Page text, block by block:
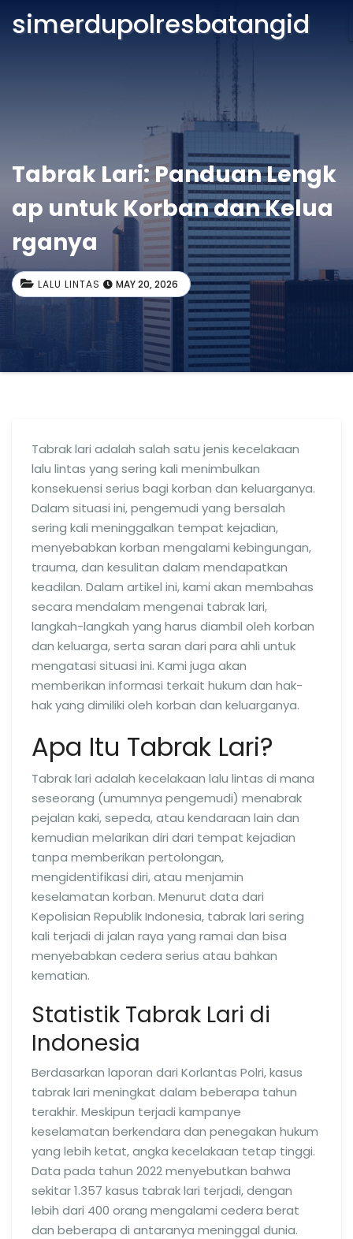
simerdupolresbatangid
Tabrak Lari: Panduan Lengk
ap untuk Korban dan Kelua
rganya
LALU LINTAS MAY 20, 2026
Tabrak lari adalah salah satu jenis kecelakaan
lalu lintas yang sering kali menimbulkan
konsekuensi serius bagi korban dan keluarganya.
Dalam situasi ini, pengemudi yang bersalah
sering kali meninggalkan tempat kejadian,
menyebabkan korban mengalami kebingungan,
trauma, dan kesulitan dalam mendapatkan
keadilan. Dalam artikel ini, kami akan membahas
secara mendalam mengenai tabrak lari,
langkah-langkah yang harus diambil oleh korban
dan keluarga, serta saran dari para ahli untuk
mengatasi situasi ini. Kami juga akan
memberikan informasi terkait hukum dan hak-
hak yang dimiliki oleh korban dan keluarganya.
Apa Itu Tabrak Lari?
Tabrak lari adalah kecelakaan lalu lintas di mana
seseorang (umumnya pengemudi) menabrak
pejalan kaki, sepeda, atau kendaraan lain dan
kemudian melarikan diri dari tempat kejadian
tanpa memberikan pertolongan,
mengidentifikasi diri, atau menjamin
keselamatan korban. Menurut data dari
Kepolisian Republik Indonesia, tabrak lari sering
kali terjadi di jalan raya yang ramai dan bisa
menyebabkan cedera serius atau bahkan
kematian.
Statistik Tabrak Lari di
Indonesia
Berdasarkan laporan dari Korlantas Polri, kasus
tabrak lari meningkat dalam beberapa tahun
terakhir. Meskipun terjadi kampanye
keselamatan berkendara dan penegakan hukum
yang lebih ketat, angka kecelakaan tetap tinggi.
Data pada tahun 2022 menyebutkan bahwa
sekitar 1.357 kasus tabrak lari terjadi, dengan
lebih dari 400 orang mengalami cedera berat
dan beberapa di antaranya meninggal dunia.